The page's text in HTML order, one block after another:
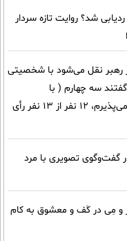
شد؟ روایت تازه سردار
رهبر نقل می‌شود با شخصیتی
سه چهارم ( با
تفاهم‌نامه) موافقت کنند می‌پذیرم، 12 نفر از 13 نفر رأی
گفت‌و‌گوی تصویری با مرد
و مِی در کَف و معشوق به کام